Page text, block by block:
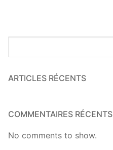
ARTICLES RÉCENTS
COMMENTAIRES RÉCENTS
No comments to show.